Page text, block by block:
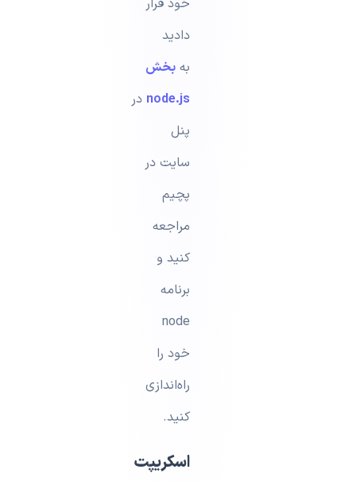
خود قرار
دادید
به بخش
node.js در
پنل
سایت در
پچیم
مراجعه
کنید و
برنامه
node
خود را
راه‌اندازی
کنید.
اسکریپت